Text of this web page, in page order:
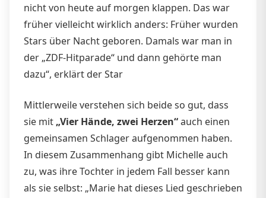
nicht von heute auf morgen klappen. Das war
früher vielleicht wirklich anders: Früher wurden
Stars über Nacht geboren. Damals war man in
der „ZDF-Hitparade“ und dann gehörte man
dazu“, erklärt der Star
Mittlerweile verstehen sich beide so gut, dass
sie mit „Vier Hände, zwei Herzen“auch einen
gemeinsamen Schlager aufgenommen haben.
In diesem Zusammenhang gibt Michelle auch
zu, was ihre Tochter in jedem Fall besser kann
als sie selbst: „Marie hat dieses Lied geschrieben